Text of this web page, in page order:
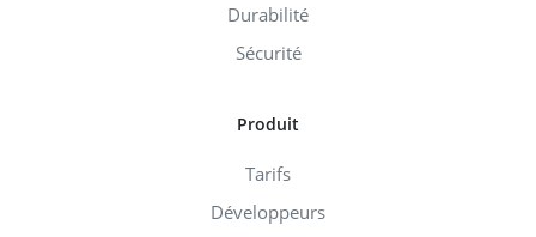
Durabilité
Sécurité
Produit
Tarifs
Développeurs